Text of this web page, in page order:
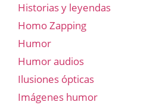
Historias y leyendas
Homo Zapping
Humor
Humor audios
Ilusiones ópticas
Imágenes humor